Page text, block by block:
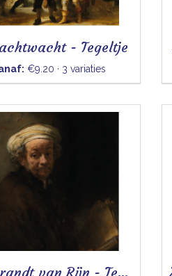
- Tegeltje
€9.20 · 3 variaties
Rembrandt van Rijn - Tegeltje